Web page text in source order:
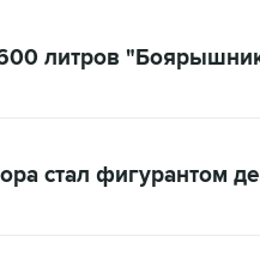
литров
стал фигурантом